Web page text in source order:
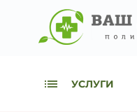
УСЛУГИ